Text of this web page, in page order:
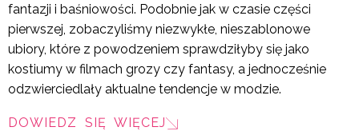
fantazji i baśniowości. Podobnie jak w czasie części
pierwszej, zobaczyliśmy niezwykłe, nieszablonowe
ubiory, które z powodzeniem sprawdziłyby się jako
kostiumy w filmach grozy czy fantasy, a jednocześnie
odzwierciedlały aktualne tendencje w modzie.
DOWIEDZ SIĘ WIĘCEJ